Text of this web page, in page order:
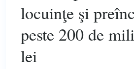
locuinţe şi
peste 200 de
lei